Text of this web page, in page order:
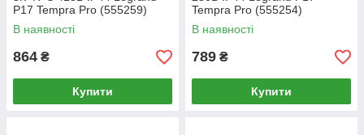
P17 Tempra Pro (555259)
В наявності
864 ₴
Купити
Tempra Pro (555254)
В наявності
789 ₴
Купити